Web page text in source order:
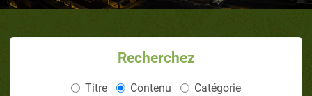
Recherchez
Titre Contenu Catégorie